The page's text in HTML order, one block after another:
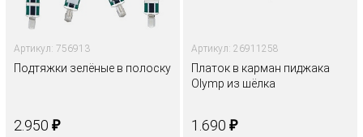
Артикул: 756913
Подтяжки зелёные в полоску
2.950 ₽
Артикул: 26911258
Платок в карман пиджака
Olymp из шёлка
1.690 ₽